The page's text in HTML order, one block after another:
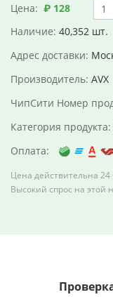
Цена: ₽ 128
Наличие: 40,352 шт.
Адрес доставки:
Производитель: AVX
ЧипСити Номер
Категория продукта:
Оплата:
Цена действительна 24
Высокий спрос на этой